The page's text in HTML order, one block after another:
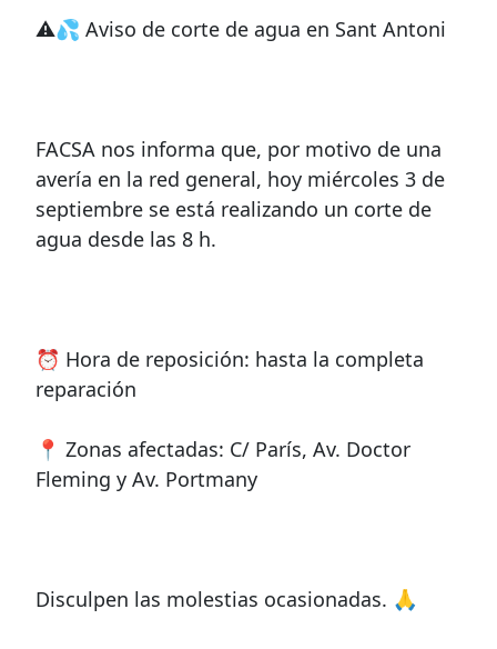
⚠💦 Aviso de corte de agua en Sant Antoni
FACSA nos informa que, por motivo de una
avería en la red general, hoy miércoles 3 de
septiembre se está realizando un corte de
agua desde las 8 h.
⏰ Hora de reposición: hasta la completa
reparación
📍 Zonas afectadas: C/ París, Av. Doctor
Fleming y Av. Portmany
Disculpen las molestias ocasionadas. 🙏